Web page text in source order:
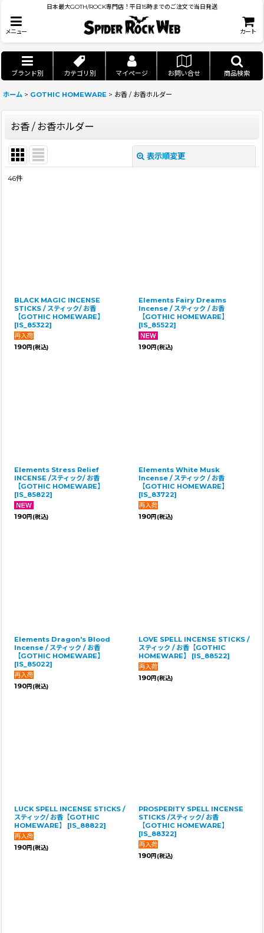
日本最大GOTH/ROCK専門店！平日15時までのご注文で当日発送
メニュー カート
ブランド別 カテゴリ別 マイページ お問い合せ 商品検索
ホーム > GOTHIC HOMEWARE > お香 / お香ホルダー
お香 / お香ホルダー
表示順変更
46件
BLACK MAGIC INCENSE
STICKS / スティック/ お香
【GOTHIC HOMEWARE】
[IS_85322]
190円 (税込)
Elements Fairy Dreams
Incense / スティック / お香
【GOTHIC HOMEWARE】
[IS_85522]
190円 (税込)
Elements Stress Relief
INCENSE /スティック/ お香
【GOTHIC HOMEWARE】
[IS_85822]
190円 (税込)
Elements White Musk
Incense / スティック / お香
【GOTHIC HOMEWARE】
[IS_83722]
190円 (税込)
Elements Dragon's Blood
Incense / スティック / お香
【GOTHIC HOMEWARE】
[IS_85022]
190円 (税込)
LOVE SPELL INCENSE STICKS /
スティック / お香【GOTHIC
HOMEWARE】
[IS_88522]
190円 (税込)
LUCK SPELL INCENSE STICKS /
スティック/ お香【GOTHIC
HOMEWARE】
[IS_88822]
190円 (税込)
PROSPERITY SPELL INCENSE
STICKS /スティック/ お香
【GOTHIC HOMEWARE】
[IS_88322]
190円 (税込)